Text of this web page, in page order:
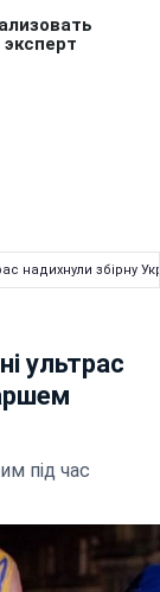
надихнули збірну
ультрас
під час